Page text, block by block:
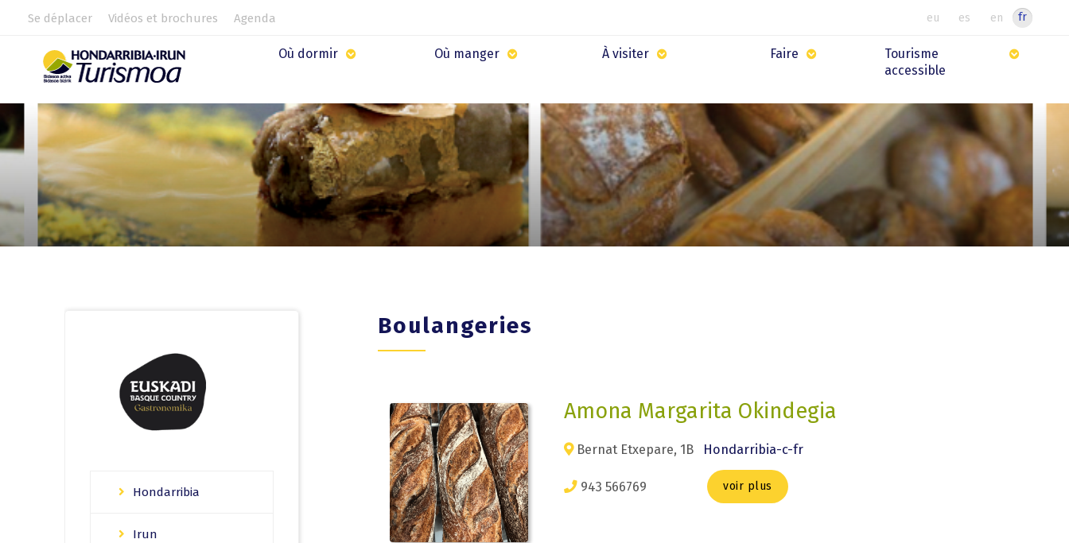
Se déplacer Vidéos et brochures Agenda es
eu fr
en
Où dormir Où manger À visiter Faire
Tourisme
accessible
Hondarribia
Irun
Boulangeries
Amona Margarita Okindegia
Bernat Etxepare, 1B Hondarribia-c-fr
943 566769 voir plus